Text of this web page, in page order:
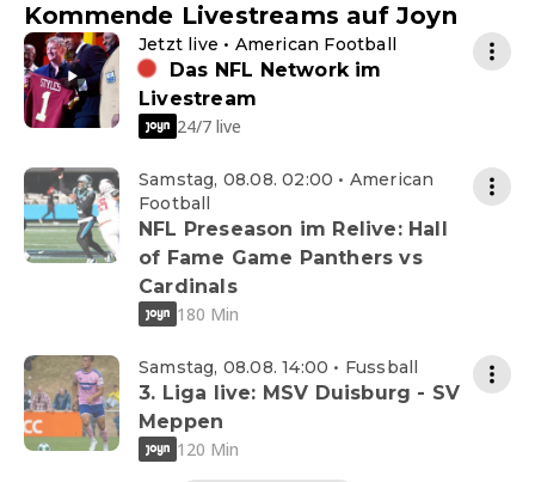
Kommende Livestreams auf Joyn
Jetzt live • American Football
Das NFL Network im
Livestream
24/7 live
Samstag, 08.08. 02:00 • American
Football
NFL Preseason im Relive: Hall
of Fame Game Panthers vs
Cardinals
180 Min
Samstag, 08.08. 14:00 • Fussball
3. Liga live: MSV Duisburg - SV
Meppen
120 Min